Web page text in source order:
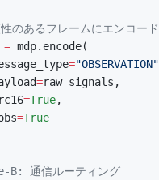
のあるフレームにエンコード
= mdp. encode(
="OBSERVATION"
=raw_signals ,
=True,
=True
B: 通信ルーティング